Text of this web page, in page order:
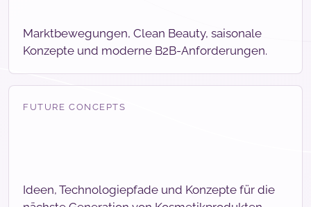
Marktbewegungen, Clean Beauty, saisonale
Konzepte und moderne B2B-Anforderungen.
FUTURE CONCEPTS
Ideen, Technologiepfade und Konzepte für die